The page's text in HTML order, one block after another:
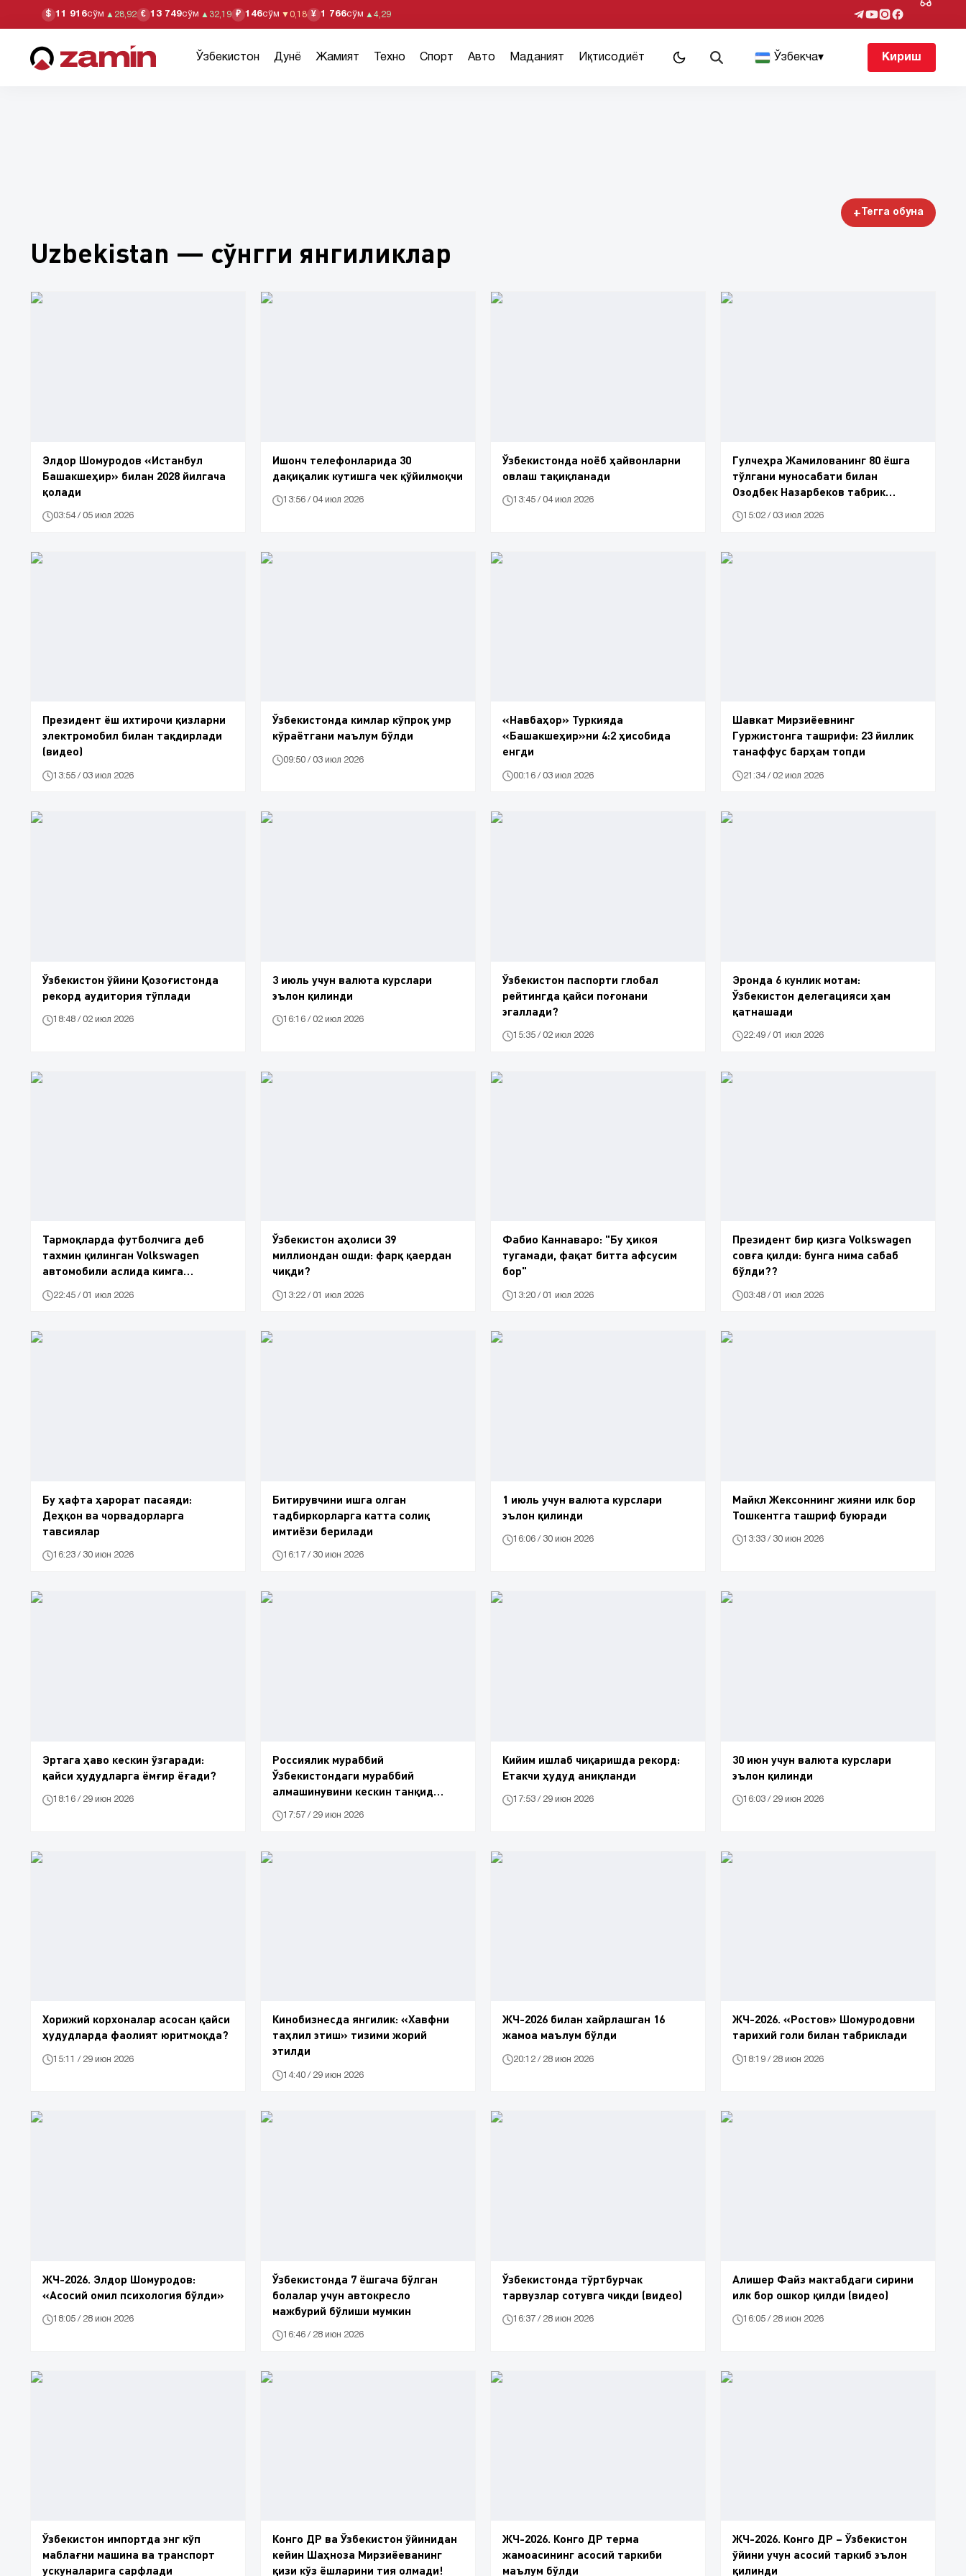
$ 11 916сўм ▲ 28,92 € 13 749сўм ▲ 32,19 ₽ 146сўм ▼ 0,18 ¥ 1 766сўм ▲ 4,29
Ўзбекистон Дунё Жамият Техно Спорт Авто Маданият Иқтисодиёт Ўзбекча▾ Кириш
+ Тегга обуна
Uzbekistan — сўнгги янгиликлар
Элдор Шомуродов «Истанбул
Башакшеҳир» билан 2028 йилгача
қолади
03:54 / 05 июл 2026
Ишонч телефонларида 30
дақиқалик кутишга чек қўйилмоқчи
13:56 / 04 июл 2026
Ўзбекистонда ноёб ҳайвонларни
овлаш тақиқланади
13:45 / 04 июл 2026
Гулчеҳра Жамилованинг 80 ёшга
тўлгани муносабати билан
Озодбек Назарбеков табрик
15:02 / 03 июл 2026
Президент ёш ихтирочи қизларни
электромобил билан тақдирлади
(видео)
13:55 / 03 июл 2026
Ўзбекистонда кимлар кўпроқ умр
кўраётгани маълум бўлди
09:50 / 03 июл 2026
«Навбаҳор» Туркияда
«Башакшеҳир»ни 4:2 ҳисобида
енгди
00:16 / 03 июл 2026
Шавкат Мирзиёевнинг
Гуржистонга ташрифи: 23 йиллик
танаффус барҳам топди
21:34 / 02 июл 2026
Ўзбекистон ўйини Қозоғистонда
рекорд аудитория тўплади
18:48 / 02 июл 2026
3 июль учун валюта курслари
эълон қилинди
16:16 / 02 июл 2026
Ўзбекистон паспорти глобал
рейтингда қайси поғонани
эгаллади?
15:35 / 02 июл 2026
Эронда 6 кунлик мотам:
Ўзбекистон делегацияси ҳам
қатнашади
22:49 / 01 июл 2026
Тармоқларда футболчига деб
тахмин қилинган Volkswagen
автомобили аслида кимга
22:45 / 01 июл 2026
Ўзбекистон аҳолиси 39
миллиондан ошди: фарқ қаердан
чиқди?
13:22 / 01 июл 2026
Фабио Каннаваро: "Бу ҳикоя
тугамади, фақат битта афсусим
бор"
13:20 / 01 июл 2026
Президент бир қизга Volkswagen
совға қилди: бунга нима сабаб
бўлди??
03:48 / 01 июл 2026
Бу ҳафта ҳарорат пасаяди:
Деҳқон ва чорвадорларга
тавсиялар
16:23 / 30 июн 2026
Битирувчини ишга олган
тадбиркорларга катта солиқ
имтиёзи берилади
16:17 / 30 июн 2026
1 июль учун валюта курслари
эълон қилинди
16:06 / 30 июн 2026
Майкл Жексоннинг жияни илк бор
Тошкентга ташриф буюради
13:33 / 30 июн 2026
Эртага ҳаво кескин ўзгаради:
қайси ҳудудларга ёмғир ёғади?
18:16 / 29 июн 2026
Россиялик мураббий
Ўзбекистондаги мураббий
алмашинувини кескин танқид
17:57 / 29 июн 2026
Кийим ишлаб чиқаришда рекорд:
Етакчи ҳудуд аниқланди
17:53 / 29 июн 2026
30 июн учун валюта курслари
эълон қилинди
16:03 / 29 июн 2026
Хорижий корхоналар асосан қайси
ҳудудларда фаолият юритмоқда?
15:11 / 29 июн 2026
Кинобизнесда янгилик: «Хавфни
таҳлил этиш» тизими жорий
этилди
14:40 / 29 июн 2026
ЖЧ-2026 билан хайрлашган 16
жамоа маълум бўлди
20:12 / 28 июн 2026
ЖЧ-2026. «Ростов» Шомуродовни
тарихий голи билан табриклади
18:19 / 28 июн 2026
ЖЧ-2026. Элдор Шомуродов:
«Асосий омил психология бўлди»
18:05 / 28 июн 2026
Ўзбекистонда 7 ёшгача бўлган
болалар учун автокресло
мажбурий бўлиши мумкин
16:46 / 28 июн 2026
Ўзбекистонда тўртбурчак
тарвузлар сотувга чиқди (видео)
16:37 / 28 июн 2026
Алишер Файз мактабдаги сирини
илк бор ошкор қилди (видео)
16:05 / 28 июн 2026
Ўзбекистон импортда энг кўп
маблағни машина ва транспорт
ускуналарига сарфлади
Конго ДР ва Ўзбекистон ўйинидан
кейин Шаҳноза Мирзиёеванинг
қизи кўз ёшларини тия олмади!
ЖЧ-2026. Конго ДР терма
жамоасининг асосий таркиби
маълум бўлди
ЖЧ-2026. Конго ДР – Ўзбекистон
ўйини учун асосий таркиб эълон
қилинди